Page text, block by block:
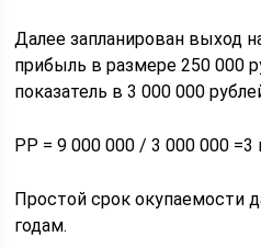
Далее запланирован выход
прибыль в размере 250 000
показатель в 3 000 000
PP = 9 000 000 / 3 000 000 =3
Простой срок окупаемости
годам.